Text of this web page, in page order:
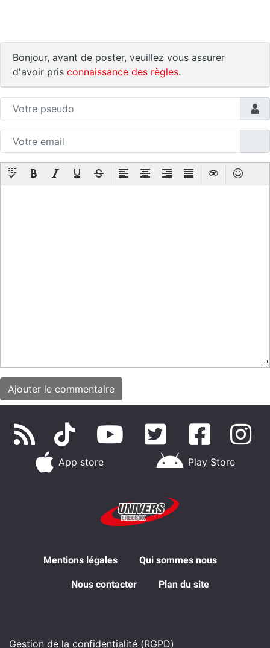
Bonjour, avant de poster, veuillez vous assurer
d'avoir pris connaissance des règles.
App store Play Store
Mentions légales Qui sommes nous
Nous contacter Plan du site
Gestion de la confidentialité (RGPD)